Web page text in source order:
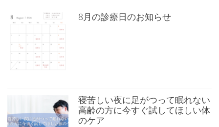
8月の診療日のお知らせ
寝苦しい夜に足がつって眠れない
高齢の方に今すぐ試してほしい体
のケア